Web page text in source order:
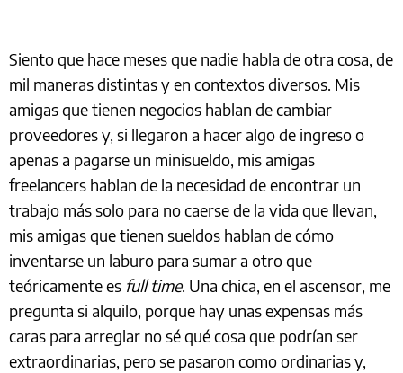
Siento que hace meses que nadie habla de otra cosa, de
mil maneras distintas y en contextos diversos. Mis
amigas que tienen negocios hablan de cambiar
proveedores y, si llegaron a hacer algo de ingreso o
apenas a pagarse un minisueldo, mis amigas
freelancers hablan de la necesidad de encontrar un
trabajo más solo para no caerse de la vida que llevan,
mis amigas que tienen sueldos hablan de cómo
inventarse un laburo para sumar a otro que
teóricamente es full time. Una chica, en el ascensor, me
pregunta si alquilo, porque hay unas expensas más
caras para arreglar no sé qué cosa que podrían ser
extraordinarias, pero se pasaron como ordinarias y,